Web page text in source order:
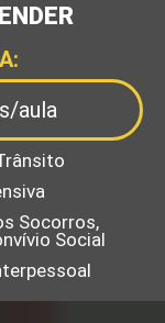
aula
Socorros,
Social